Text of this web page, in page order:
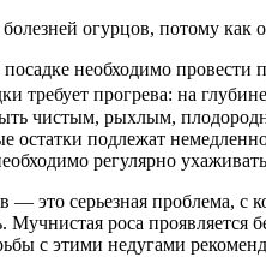
огурцов, потому как
посадке необходимо провести
требует прогрева: на
чистым, рыхлым,
остатки подлежат
регулярно
— это серьезная проблема, с
Мучнистая роса проявляется
с этими недугами